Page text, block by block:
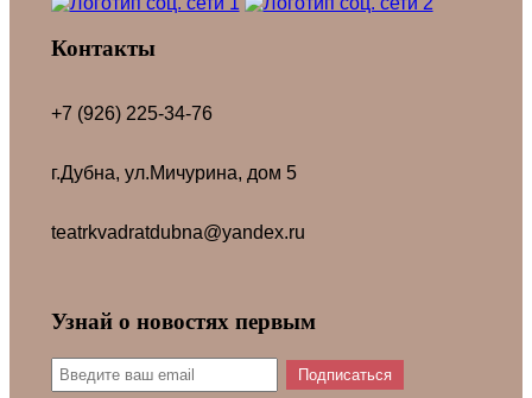
Контакты
+7 (926) 225-34-76
г.Дубна, ул.Мичурина, дом 5
teatrkvadratdubna@yandex.ru
Узнай о новостях первым
Подписаться